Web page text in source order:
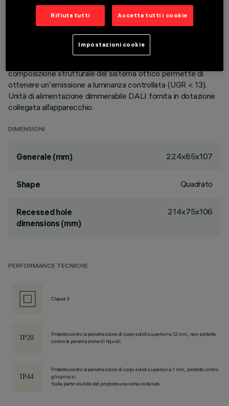
LED warm white ad alta efficienza. Sistema passivo di
dispersione termica. Corpo lampada con superficie radiante in
alluminio pressofuso, versione con cornice perimetrale di
metallizzato, integrate in posizione arretrata negli schermi
composizione strutturale del sistema ottico permette di
ottenere un'emissione a luminanza controllata (UGR < 13).
Unità di alimentazione dimmerabile DALI fornita in dotazione
collegata all’apparecchio.
DIMENSIONI
Generale (mm) 224x85x107
Shape Quadrato
Recessed hole
dimensions (mm)
214x75x106
PERFORMANCE TECNICHE
Classe II
Protetto contro la penetrazione di corpi solidi superiori a 12 mm, non protetto
contro la penetrazione di liquidi.
Protetto contro la penetrazione di corpi solidi superiori a 1 mm, protetto contro
gli spruzzi.
Sulla parte visibile del prodotto una volta installato
Rifiuta tutti Accetta tutti i cookie
Impostazioni cookie